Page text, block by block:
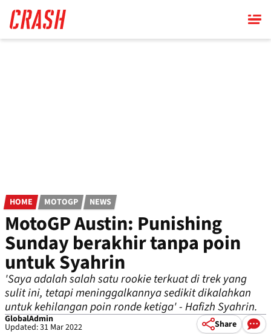
main
content
HOME MOTOGP NEWS
MotoGP Austin: Punishing
Sunday berakhir tanpa poin
untuk Syahrin
'Saya adalah salah satu rookie terkuat di trek yang
sulit ini, tetapi meninggalkannya sedikit dikalahkan
untuk kehilangan poin ronde ketiga' - Hafizh Syahrin.
GlobalAdmin
Updated: 31 Mar 2022 Share